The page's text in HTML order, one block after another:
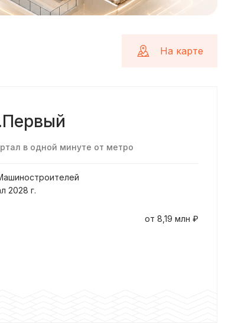
На карте
в одной минуте от метро
2028 г.
от 8,19 млн ₽